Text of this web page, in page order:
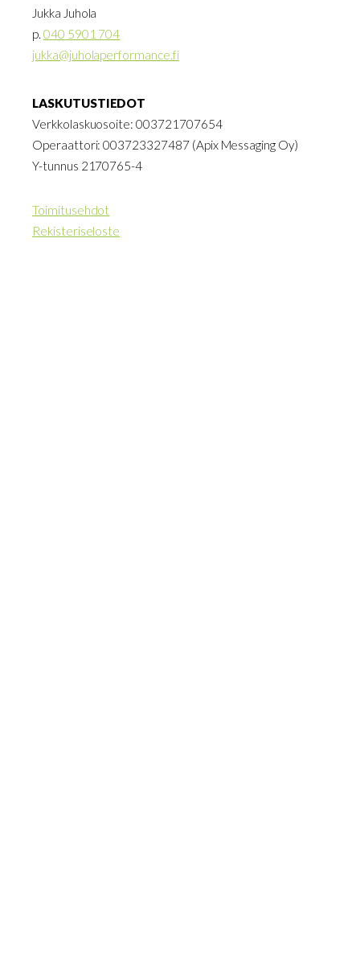
Jukka Juhola
p. 040 5901 704
jukka@juholaperformance.fi
LASKUTUSTIEDOT
Verkkolaskuosoite: 003721707654
Operaattori: 003723327487 (Apix Messaging Oy)
Y-tunnus 2170765-4
Toimitusehdot
Rekisteriseloste